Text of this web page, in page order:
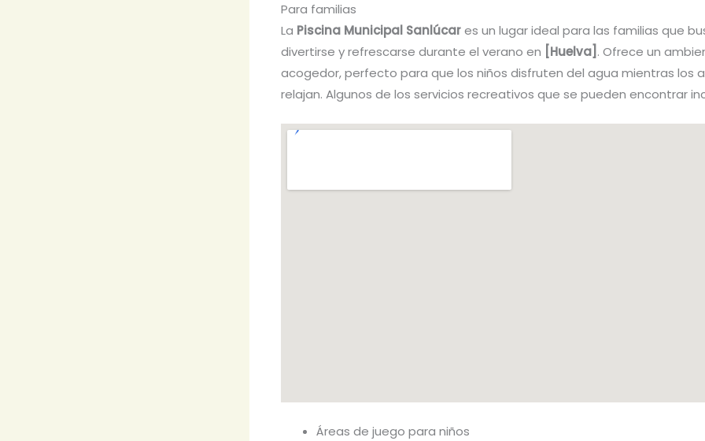
Para familias
La Piscina Municipal Sanlúcares un lugar ideal para las familias que
divertirse y refrescarse durante el verano en
[Huelva] . Ofrece un
acogedor, perfecto para que los niños disfruten del agua mientras los
relajan. Algunos de los servicios recreativos que se pueden encontrar
Áreas de juego para niños